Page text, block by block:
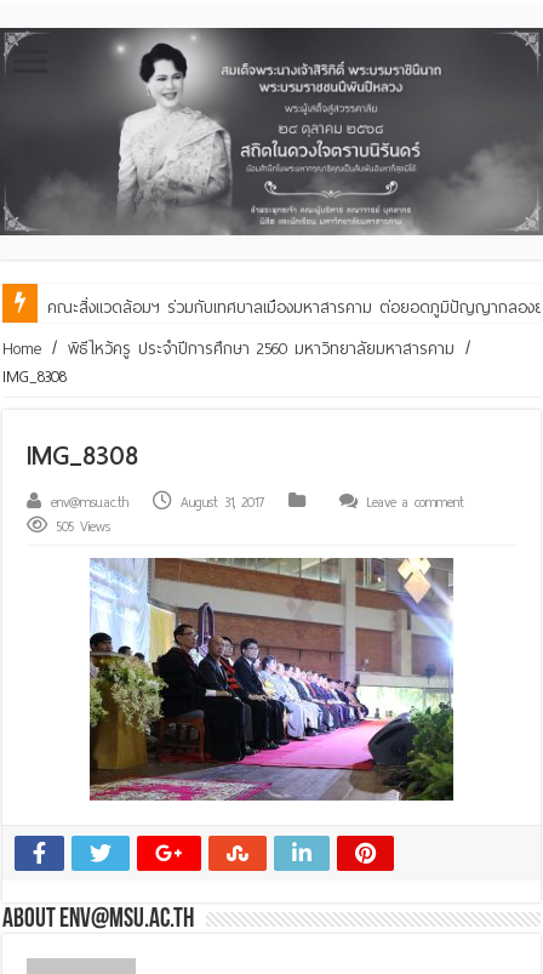
คณะสิ่งแวดล้อมฯ ร่วมกับเทศบาลเมืองมหาสารคาม ต่อยอดภูมิปัญญากลองย
Home / พิธีไหว้ครู ประจำปีการศึกษา 2560 มหาวิทยาลัยมหาสารคาม /
IMG_8308
IMG_8308
env@msu.ac.th August 31, 2017
Leave a comment
505 Views
About env@msu.ac.th